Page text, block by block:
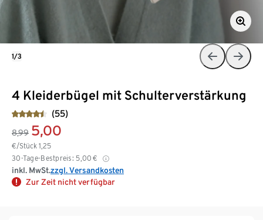
4 Kleiderbügel mit Schulterverstärkung
(55)
8,99 5,00
€/Stück 1,25
30-Tage-Bestpreis: 5,00 €
inkl. MwSt.zzgl. Versandkosten
Zur Zeit nicht verfügbar
1/3